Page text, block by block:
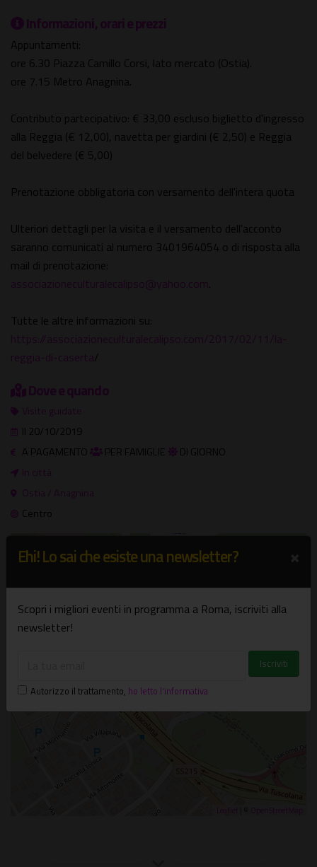
Informazioni, orari e prezzi
Appuntamenti:
ore 6.30 Piazza Camillo Corsi, lato mercato (Ostia).
ore 7.15 Metro Anagnina.
Contributo partecipativo: € 33,00 escluso biglietto d'ingresso
alla Reggia (€ 12,00), navetta per giardini (€ 2,50) e Reggia
del belvedere (€ 5,00)
Prenotazione obbligatoria con versamento dell'intera quota
Ulteriori dettagli per la visita e il versamento dell'acconto
saranno comunicati al numero 3401964054 o di risposta alla
mail di prenotazione:
associazioneculturalecalipso@yahoo.com.
Tutte le altre informazioni su:
https://associazioneculturalecalipso.com/2017/02/11/la-
reggia-di-caserta/
Dove e quando
Visite guidate
Il 20/10/2019
A PAGAMENTO
PER FAMIGLIE
DI GIORNO
In città
Ostia / Anagnina
Centro
In città
+
Ehi! Lo sai che esiste una newsletter?
Scopri i migliori eventi in programma a Roma, iscriviti alla
newsletter!
Autorizzo il trattamento, ho letto l'informativa